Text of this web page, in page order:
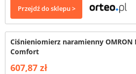
Przejdź do sklepu >
Ciśnieniomierz naramienny OMRON
Comfort
607,87 zł